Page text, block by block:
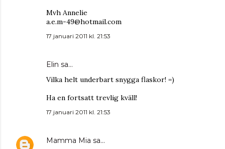
Mvh Annelie
a.e.m-49@hotmail.com
17 januari 2011 kl. 21:53
Elin sa…
Vilka helt underbart snygga flaskor! =)
Ha en fortsatt trevlig kväll!
17 januari 2011 kl. 21:53
Mamma Mia sa…